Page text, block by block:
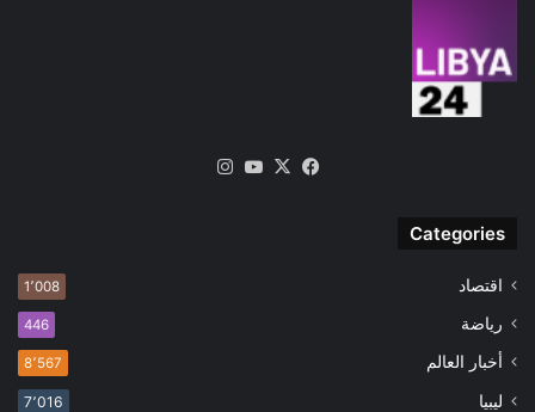
فيسبوك
‫X
‫YouTube
Categories
اقتصاد 1٬008
رياضة 446
أخبار العالم 8٬567
ليبيا 7٬016